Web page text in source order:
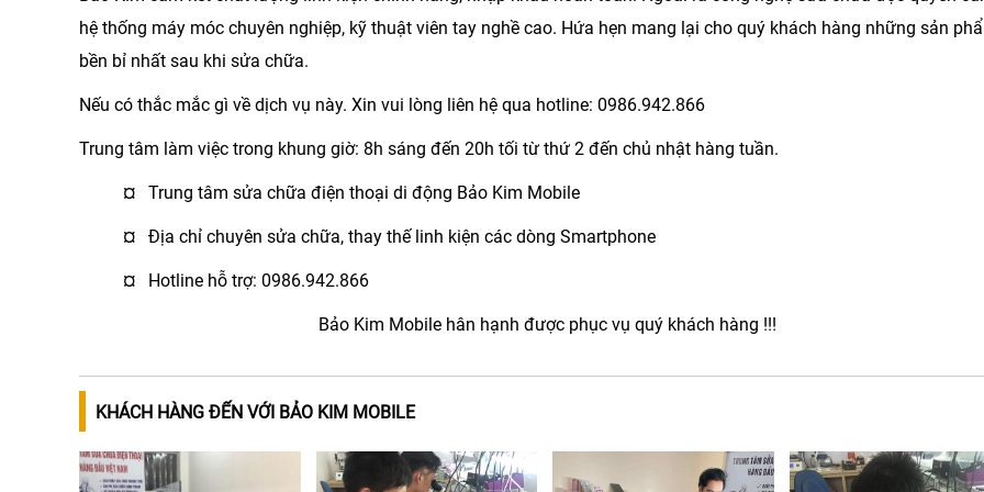
hệ thống máy móc chuyên nghiệp, kỹ thuật viên tay nghề cao. Hứa hẹn mang lại cho quý khách hàng những sản
bền bỉ nhất sau khi sửa chữa.
Nếu có thắc mắc gì về dịch vụ này. Xin vui lòng liên hệ qua hotline: 0986.942.866
Trung tâm làm việc trong khung giờ: 8h sáng đến 20h tối từ thứ 2 đến chủ nhật hàng tuần.
¤ Trung tâm sửa chữa điện thoại di động Bảo Kim Mobile
¤ Địa chỉ chuyên sửa chữa, thay thế linh kiện các dòng Smartphone
¤ Hotline hỗ trợ: 0986.942.866
Bảo Kim Mobile hân hạnh được phục vụ quý khách hàng !!!
KHÁCH HÀNG ĐẾN VỚI BẢO KIM MOBILE